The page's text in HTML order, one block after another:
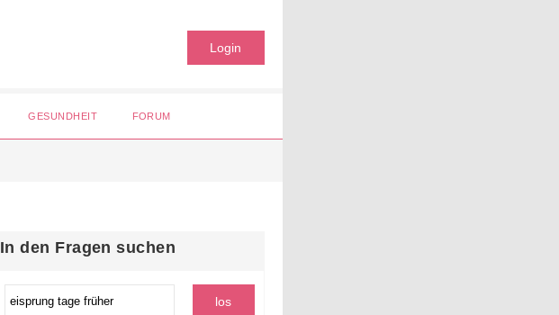
Login
GESUNDHEIT FORUM
In den Fragen suchen